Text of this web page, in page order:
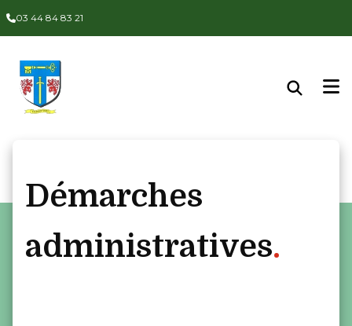
03 44 84 83 21
Démarches
administratives
Panneau de gestion des cookies